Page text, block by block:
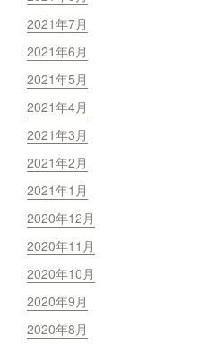
2021年7月
2021年6月
2021年5月
2021年4月
2021年3月
2021年2月
2021年1月
2020年12月
2020年11月
2020年10月
2020年9月
2020年8月